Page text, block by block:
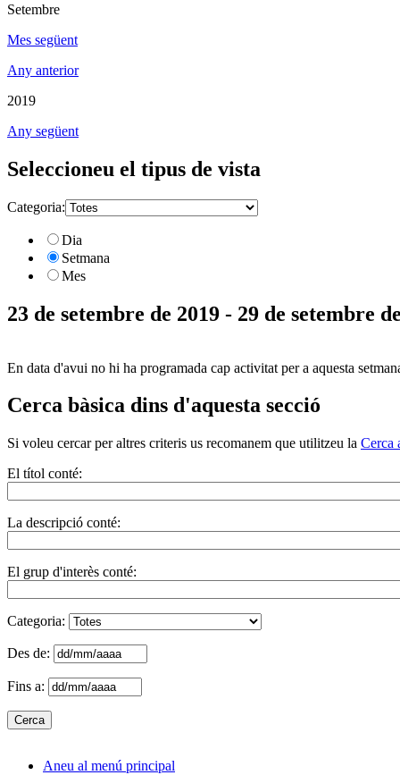
Setembre
Mes següent
Any anterior
2019
Any següent
Seleccioneu el tipus de vista
Categoria:
Dia
Setmana
Mes
23 de setembre de 2019 - 29 de setembre
En data d'avui no hi ha programada cap activitat per a aquesta
Cerca bàsica dins d'aquesta secció
Si voleu cercar per altres criteris us recomanem que utilitzeu la Cerca
El títol conté:
La descripció conté:
El grup d'interès conté:
Categoria:
Des de:
Fins a:
Aneu al menú principal